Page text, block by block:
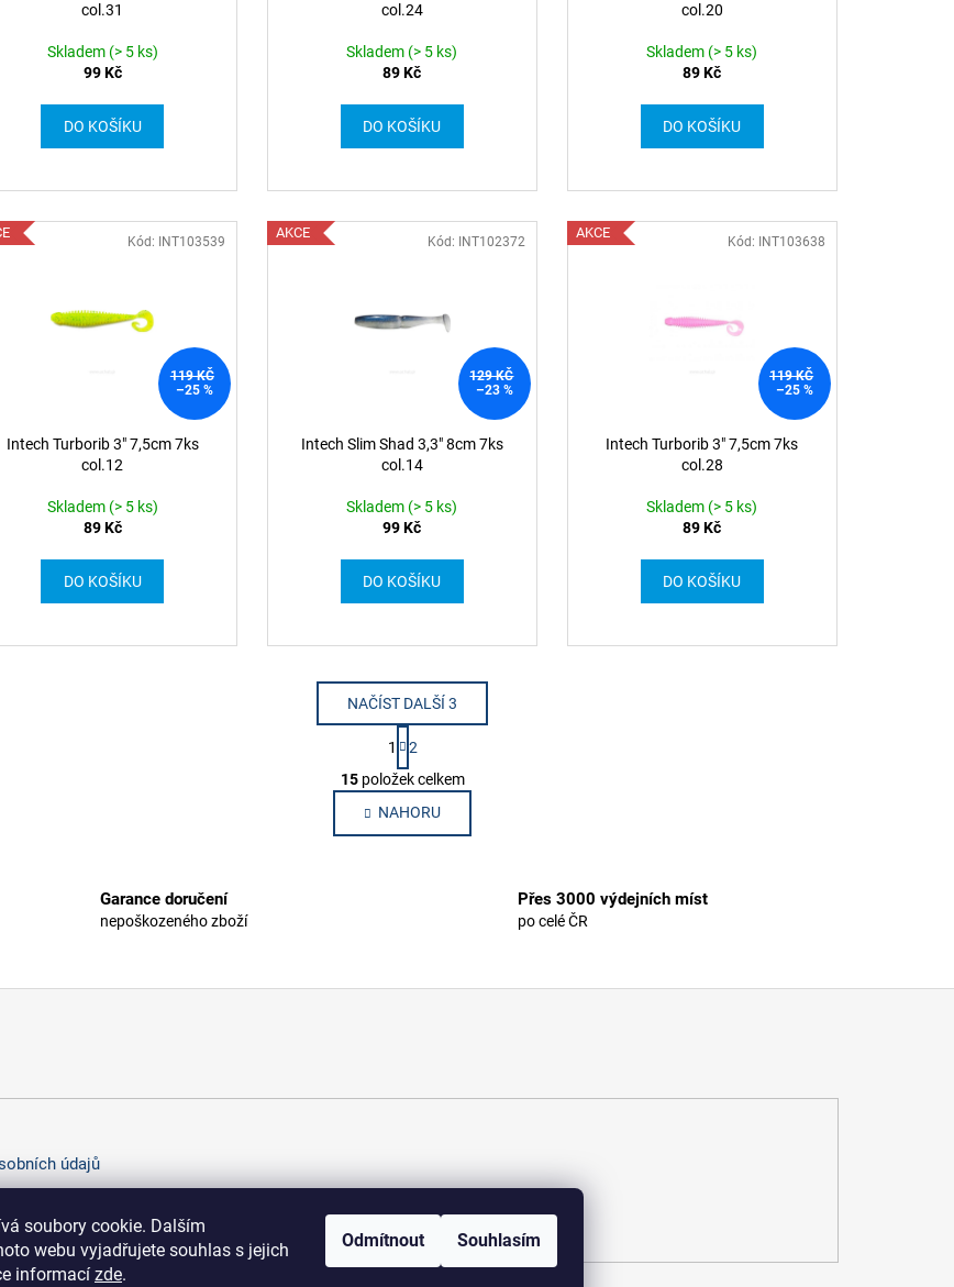
soubory cookie. Dalším
webu vyjadřujete souhlas s jejich
informací zde.
Odmítnout Souhlasím
col.31
Skladem (> 5 ks)
99 Kč
DO KOŠÍKU
col.24
Skladem (> 5 ks)
89 Kč
DO KOŠÍKU
col.20
Skladem (> 5 ks)
89 Kč
DO KOŠÍKU
119 KČ
–25 %
Intech Turborib 3" 7,5cm 7ks
col.12
Skladem (> 5 ks)
89 Kč
DO KOŠÍKU
Kód: INT103539
AKCE
129 KČ
–23 %
Intech Slim Shad 3,3" 8cm 7ks
col.14
Skladem (> 5 ks)
99 Kč
DO KOŠÍKU
Kód: INT102372
AKCE
119 KČ
–25 %
Intech Turborib 3" 7,5cm 7ks
col.28
Skladem (> 5 ks)
89 Kč
DO KOŠÍKU
Kód: INT103638
O
v
l
á
r
ý
s
NAČÍST DALŠÍ 3
S
t
r
á
n
k
1
2
15položek celkem
NAHORU
Garance doručení
nepoškozeného zboží
Přes 3000 výdejních míst
po celé ČR
údajů